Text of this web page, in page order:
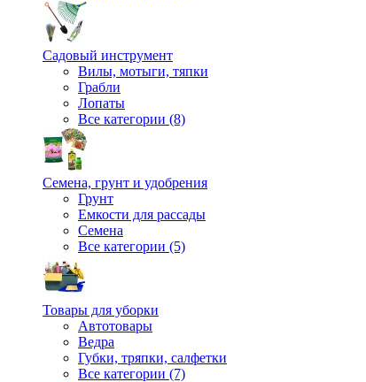
Садовый инструмент
Вилы, мотыги, тяпки
Грабли
Лопаты
Все категории (8)
Семена, грунт и удобрения
Грунт
Емкости для рассады
Семена
Все категории (5)
Товары для уборки
Автотовары
Ведра
Губки, тряпки, салфетки
Все категории (7)